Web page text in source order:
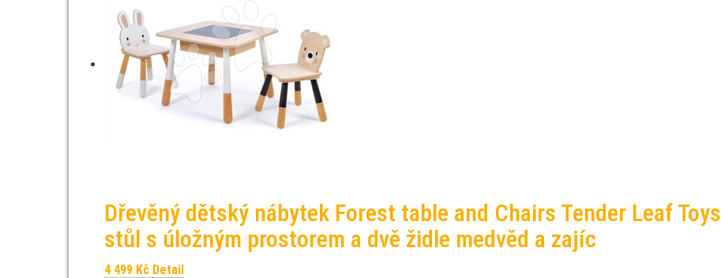
Dřevěný dětský nábytek Forest table and Chairs Tender Leaf Toys
stůl s úložným prostorem a dvě židle medvěd a zajíc
4 499 Kč Detail